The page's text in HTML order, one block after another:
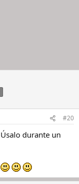
#20
durante un